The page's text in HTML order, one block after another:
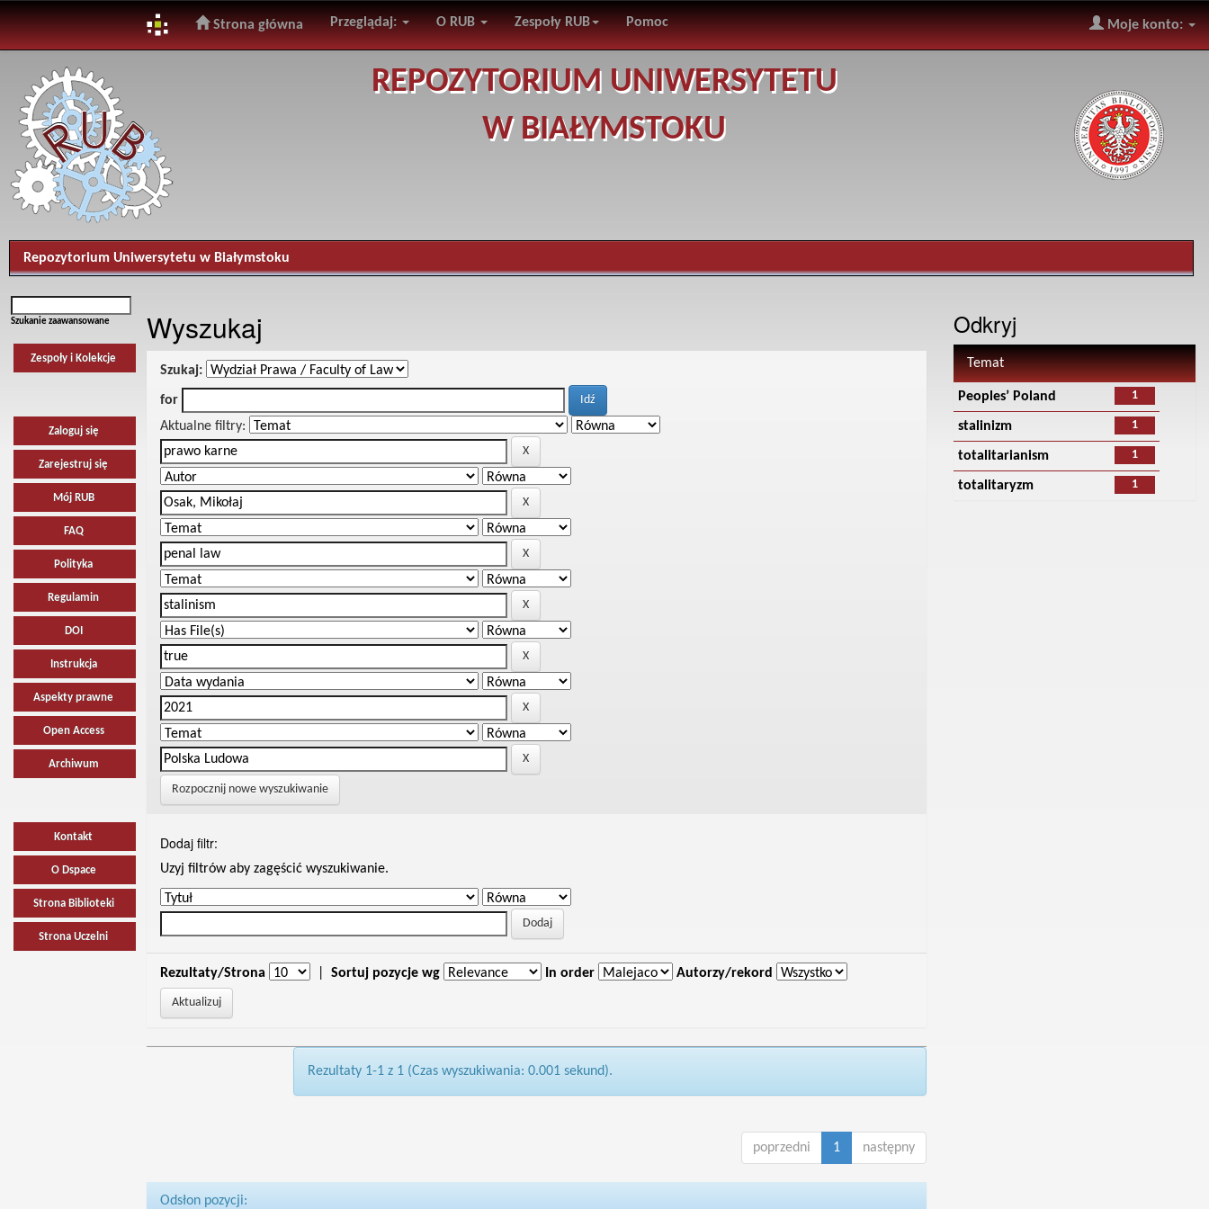
navigation
Strona główna Przeglądaj: O RUB Zespoły RUB Pomoc Moje konto:
REPOZYTORIUM UNIWERSYTETU
W BIAŁYMSTOKU
Repozytorium Uniwersytetu w Białymstoku
Szukanie zaawansowane
Zespoły i Kolekcje
Zaloguj się
Zarejestruj się
Mój RUB
FAQ
Polityka
Regulamin
DOI
Instrukcja
Aspekty prawne
Open Access
Archiwum
Kontakt
O Dspace
Strona Biblioteki
Strona Uczelni
Wyszukaj
Szukaj:
for
Aktualne filtry:
Rozpocznij nowe wyszukiwanie
Dodaj filtr:
Uzyj filtrów aby zagęścić wyszukiwanie.
Rezultaty/Strona Sortuj pozycje wg In order Autorzy/rekord
Rezultaty 1-1 z 1 (Czas wyszukiwania: 0.001 sekund).
poprzedni 1 następny
Odsłon pozycji:
Odkryj
Temat
1
Peoples’ Poland
1
stalinizm
1
totalitarianism
1
totalitaryzm